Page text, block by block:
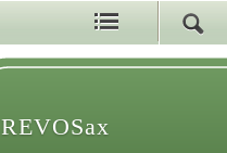
REVOSax